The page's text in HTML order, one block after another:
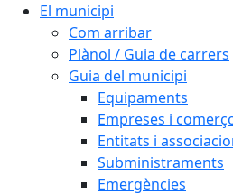
El municipi
Com arribar
Plànol / Guia de carrers
Guia del municipi
Equipaments
Empreses i
Entitats i
Subministraments
Emergències